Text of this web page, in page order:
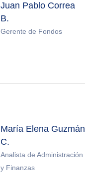
Juan Pablo Correa
B.
Gerente de Fondos
María Elena Guzmán
C.
Analista de Administración
y Finanzas